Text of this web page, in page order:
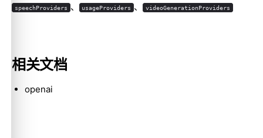
speechProviders 、 usageProviders 、 videoGenerationProviders
相关文档
openai